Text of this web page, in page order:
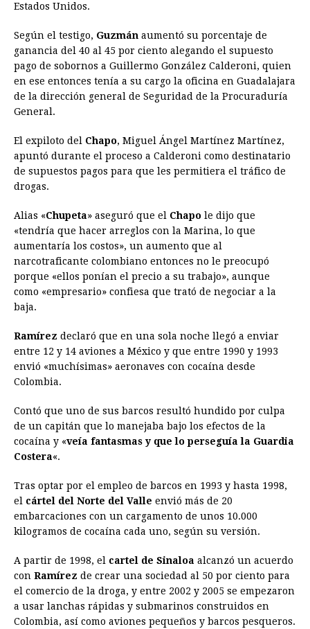
Estados Unidos.
Según el testigo, Guzmán aumentó su porcentaje de
ganancia del 40 al 45 por ciento alegando el supuesto
pago de sobornos a Guillermo González Calderoni, quien
en ese entonces tenía a su cargo la oficina en Guadalajara
de la dirección general de Seguridad de la Procuraduría
General.
El expiloto del Chapo, Miguel Ángel Martínez Martínez,
apuntó durante el proceso a Calderoni como destinatario
de supuestos pagos para que les permitiera el tráfico de
drogas.
Alias «Chupeta» aseguró que el Chapo le dijo que
«tendría que hacer arreglos con la Marina, lo que
aumentaría los costos», un aumento que al
narcotraficante colombiano entonces no le preocupó
porque «ellos ponían el precio a su trabajo», aunque
como «empresario» confiesa que trató de negociar a la
baja.
Ramírez declaró que en una sola noche llegó a enviar
entre 12 y 14 aviones a México y que entre 1990 y 1993
envió «muchísimas» aeronaves con cocaína desde
Colombia.
Contó que uno de sus barcos resultó hundido por culpa
de un capitán que lo manejaba bajo los efectos de la
cocaína y «veía fantasmas y que lo perseguía la Guardia
Costera«.
Tras optar por el empleo de barcos en 1993 y hasta 1998,
el cártel del Norte del Valle envió más de 20
embarcaciones con un cargamento de unos 10.000
kilogramos de cocaína cada uno, según su versión.
A partir de 1998, el cartel de Sinaloa alcanzó un acuerdo
con Ramírez de crear una sociedad al 50 por ciento para
el comercio de la droga, y entre 2002 y 2005 se empezaron
a usar lanchas rápidas y submarinos construidos en
Colombia, así como aviones pequeños y barcos pesqueros.